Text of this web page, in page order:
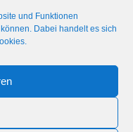
und Funktionen
Dabei handelt es sich